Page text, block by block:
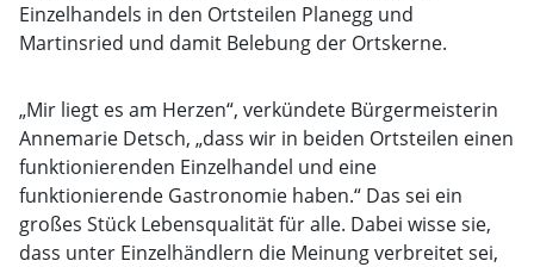
Einzelhandels in den Ortsteilen Planegg und
Martinsried und damit Belebung der Ortskerne.
„Mir liegt es am Herzen“, verkündete Bürgermeisterin
Annemarie Detsch, „dass wir in beiden Ortsteilen einen
funktionierenden Einzelhandel und eine
funktionierende Gastronomie haben.“ Das sei ein
großes Stück Lebensqualität für alle. Dabei wisse sie,
dass unter Einzelhändlern die Meinung verbreitet sei,